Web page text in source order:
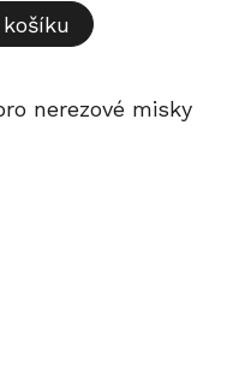
nerezové misky